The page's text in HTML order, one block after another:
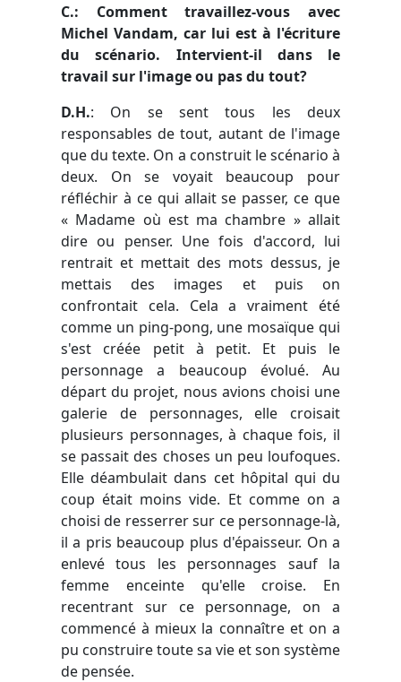
C.: Comment travaillez-vous avec
Michel Vandam, car lui est à l'écriture
du scénario. Intervient-il dans le
travail sur l'image ou pas du tout?
D.H.: On se sent tous les deux
responsables de tout, autant de l'image
que du texte. On a construit le scénario à
deux. On se voyait beaucoup pour
réfléchir à ce qui allait se passer, ce que
« Madame où est ma chambre » allait
dire ou penser. Une fois d'accord, lui
rentrait et mettait des mots dessus, je
mettais des images et puis on
confrontait cela. Cela a vraiment été
comme un ping-pong, une mosaïque qui
s'est créée petit à petit. Et puis le
personnage a beaucoup évolué. Au
départ du projet, nous avions choisi une
galerie de personnages, elle croisait
plusieurs personnages, à chaque fois, il
se passait des choses un peu loufoques.
Elle déambulait dans cet hôpital qui du
coup était moins vide. Et comme on a
choisi de resserrer sur ce personnage-là,
il a pris beaucoup plus d'épaisseur. On a
enlevé tous les personnages sauf la
femme enceinte qu'elle croise. En
recentrant sur ce personnage, on a
commencé à mieux la connaître et on a
pu construire toute sa vie et son système
de pensée.